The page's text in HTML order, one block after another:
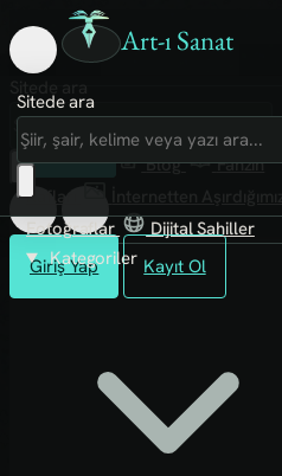
Art-ı Sanat
Giriş Yap Kayıt Ol
Sitede ara
Art-ı Sosyal
İmece
Kütüphane
Blog
Fanzin
Rafları
Fotoğraflar
Dijital Sahiller
Kategoriler